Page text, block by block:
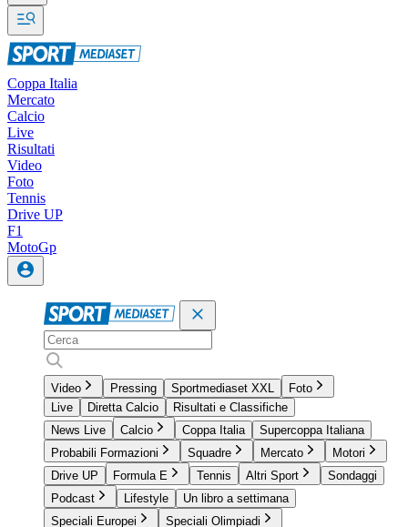
Coppa Italia
Mercato
Calcio
Live
Risultati
Video
Foto
Tennis
Drive UP
F1
MotoGp
Video Pressing Sportmediaset XXL
Foto
Live
Diretta Calcio
Risultati e Classifiche
News Live
Calcio Coppa Italia
Supercoppa Italiana
Probabili Formazioni
Squadre Mercato
Motori
Drive UP
Formula E Tennis Altri Sport
Sondaggi
Podcast
Lifestyle
Un libro a settimana
Speciali Europei
Speciali Olimpiadi